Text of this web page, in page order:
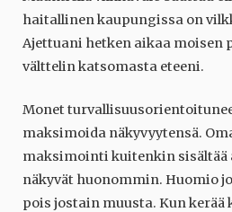
haitallinen kaupungissa on
Ajettuani hetken aikaa moisen
välttelin katsomasta eteeni.
Monet
maksimoida näkyvyytensä.
maksimointi kuitenkin sisältää
näkyvät huonommin. Huomio
pois jostain muusta. Kun